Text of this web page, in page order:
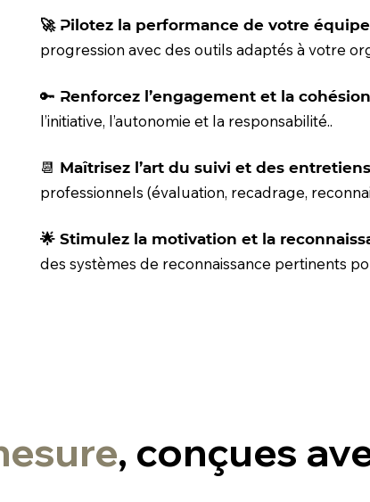
🚀 Pilotez la performance de votre équipe
progression avec des outils adaptés à votre
🔑 Renforcez l’engagement et la
l’initiative, l’autonomie et la responsabilité..
📆 Maîtrisez l’art du suivi et des
professionnels (évaluation, recadrage,
🌟 Stimulez la motivation et la
des systèmes de reconnaissance pertinents
, conçues